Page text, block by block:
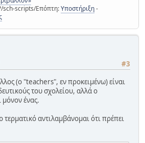
sch-scripts/Επόπτη:Υποστήριξη-
#3
(ο "teachers", εν προκειμένω) είναι
του σχολείου, αλλά ο
μόνον ένας.
αντιλαμβάνομαι ότι πρέπει